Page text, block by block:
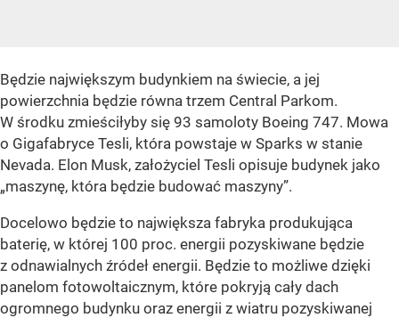
Będzie największym budynkiem na świecie, a jej
powierzchnia będzie równa trzem Central Parkom.
W środku zmieściłyby się 93 samoloty Boeing 747. Mowa
o Gigafabryce Tesli, która powstaje w Sparks w stanie
Nevada. Elon Musk, założyciel Tesli opisuje budynek jako
„maszynę, która będzie budować maszyny”.
Docelowo będzie to największa fabryka produkująca
baterię, w której 100 proc. energii pozyskiwane będzie
z odnawialnych źródeł energii. Będzie to możliwe dzięki
panelom fotowoltaicznym, które pokryją cały dach
ogromnego budynku oraz energii z wiatru pozyskiwanej